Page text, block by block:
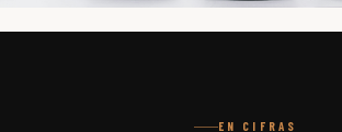
EN CIFRAS